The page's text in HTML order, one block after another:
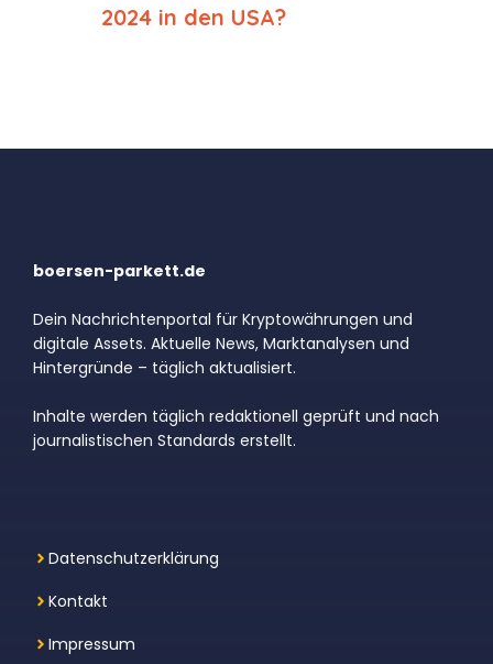
2024 in den USA?
boersen-parkett.de
Dein Nachrichtenportal für Kryptowährungen und
digitale Assets. Aktuelle News, Marktanalysen und
Hintergründe – täglich aktualisiert.
Inhalte werden täglich redaktionell geprüft und nach
journalistischen Standards erstellt.
Datenschutzerklärung
Kontakt
Impressum